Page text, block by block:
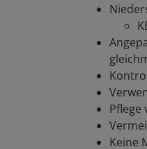
Pflege
Keine